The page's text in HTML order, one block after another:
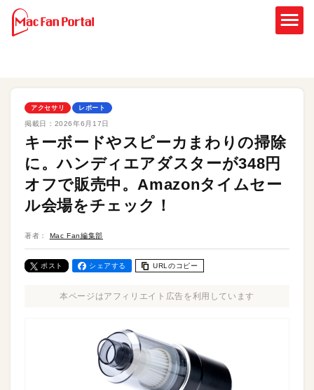
アクセサリ レポート
掲載日： 2026年6月17日
キーボードやスピーカまわりの掃除
に。ハンディエアダスターが348円
オフで販売中。Amazonタイムセー
ル会場をチェック！
著者： Mac Fan編集部
ポスト シェアする URLのコピー
本ページはアフィリエイト広告を利用しています